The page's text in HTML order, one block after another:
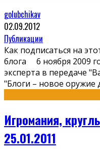
golubchikav
02.09.2012
Публикации
Как подписаться на
блога 6 ноября 2009
эксперта в передаче
"Блоги – новое оружие
Игромания,
25.01.2011